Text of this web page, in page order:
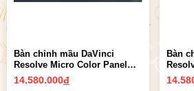
Bàn chỉnh mầu DaVinci
Resolve Micro Color Panel
(VN) | Chính hãng
14.580.000đ
Bàn
(EN) |